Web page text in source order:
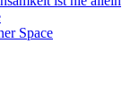
Space